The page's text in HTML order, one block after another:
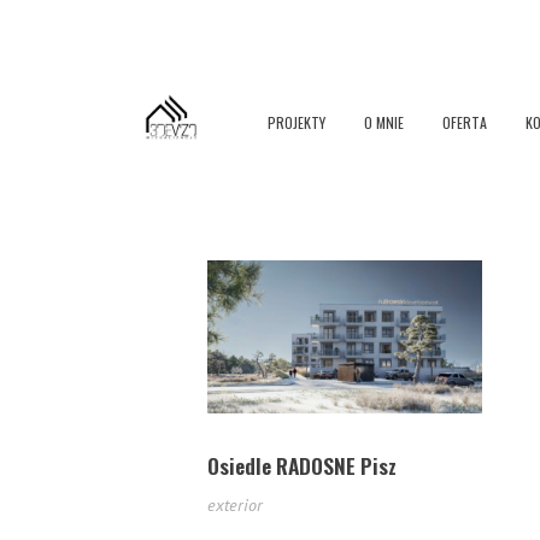
PROJEKTY O MNIE OFERTA
Osiedle RADOSNE Pisz
exterior